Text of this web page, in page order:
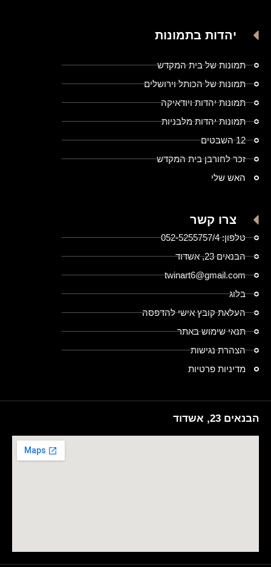
יהדות בתמונות
תמונות של בית המקדש
תמונות של הכותל וירושלים
תמונות יהדות ויודאיקה
תמונות יהדות מלבניות
12 השבטים
זכר לחורבן בית המקדש
האש שלי
צרו קשר
טלפון: 052-5255757/4
הבנאים 23, אשדוד
twinart6@gmail.com
בלוג
העלאת קובץ אישי להדפסה
תנאי שימוש באתר
הצהרת נגישות
מדיניות פרטיות
הבנאים 23, אשדוד